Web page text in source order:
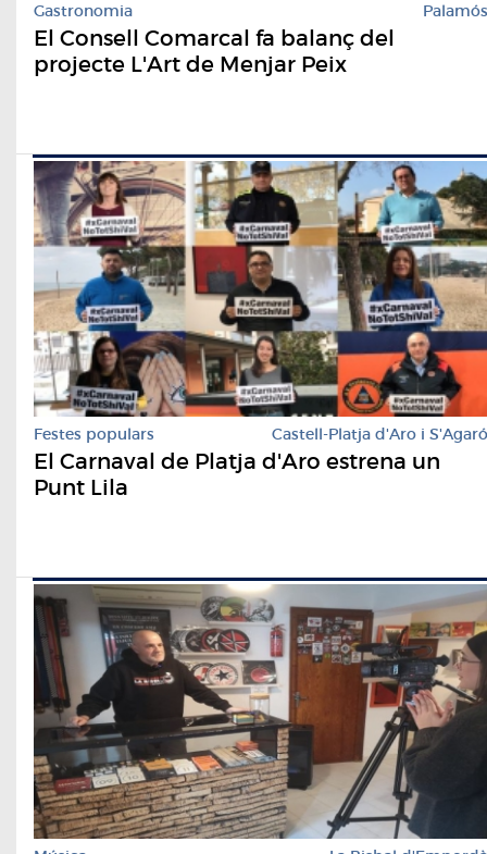
Gastronomia Palamós
El Consell Comarcal fa balanç del
projecte L'Art de Menjar Peix
Festes populars Castell-Platja d'Aro i S'Agaró
El Carnaval de Platja d'Aro estrena un
Punt Lila